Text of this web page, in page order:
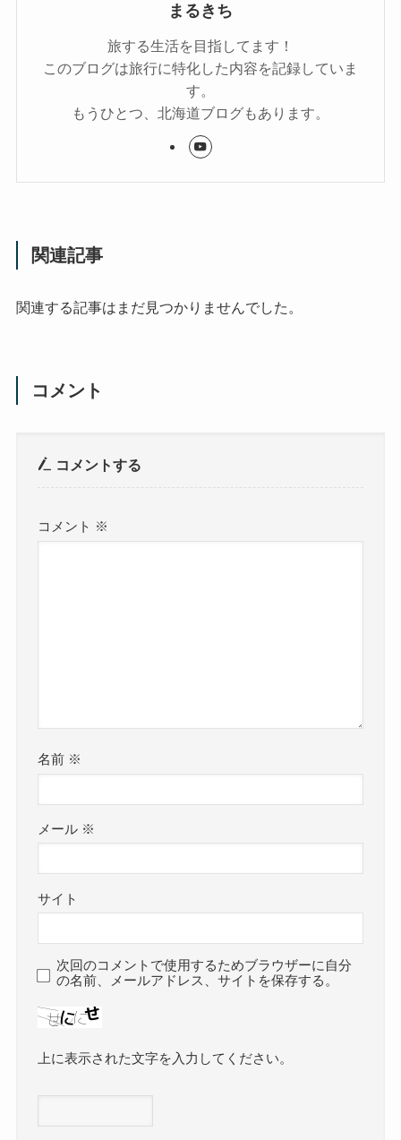
まるきち
旅する生活を目指してます！
このブログは旅行に特化した内容を記録していま
す。
もうひとつ、北海道ブログもあります。
関連記事
関連する記事はまだ見つかりませんでした。
コメント
コメントする
コメント ※
名前 ※
メール ※
サイト
次回のコメントで使用するためブラウザーに自分
の名前、メールアドレス、サイトを保存する。
上に表示された文字を入力してください。